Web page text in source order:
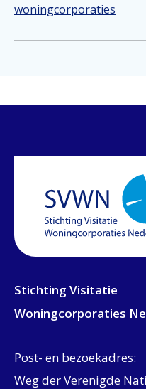
woningcorporaties
Stichting Visitatie
Woningcorporaties
Post- en bezoekadres:
Weg der Verenigde